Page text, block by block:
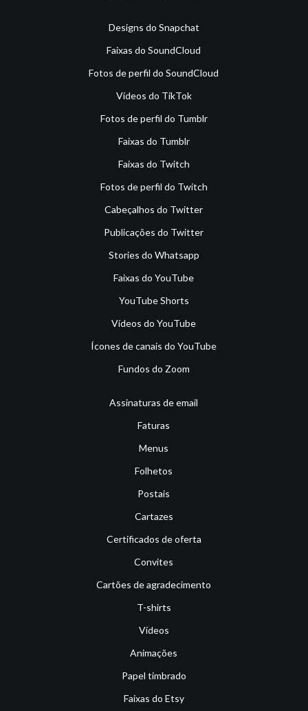
Designs do Snapchat
Faixas do SoundCloud
Fotos de perfil do SoundCloud
Vídeos do TikTok
Fotos de perfil do Tumblr
Faixas do Tumblr
Faixas do Twitch
Fotos de perfil do Twitch
Cabeçalhos do Twitter
Publicações do Twitter
Stories do Whatsapp
Faixas do YouTube
YouTube Shorts
Vídeos do YouTube
Ícones de canais do YouTube
Fundos do Zoom
Assinaturas de email
Faturas
Menus
Folhetos
Postais
Cartazes
Certificados de oferta
Convites
Cartões de agradecimento
T-shirts
Vídeos
Animações
Papel timbrado
Faixas do Etsy